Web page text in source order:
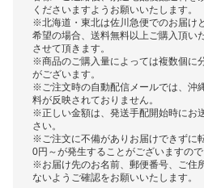
くださいますようお願いいたします。
※北海道・東北は佐川急便でのお届け
希望の場合、送料無料以上ご購入頂い
させて頂きます。
※商品のご購入量によっては複数個に
がございます。
※ご注文時の自動配信メールでは、沖
料が反映されておりません。
※正しい金額は、発送手配開始時にお
さい。
※ご注文に不備がありお届けできずに
0円～が発生することがございますので
※お届け先のお名前、郵便番号、ご住
ないようご確認をお願いいたします。